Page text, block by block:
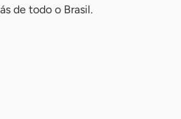
de todo o Brasil.